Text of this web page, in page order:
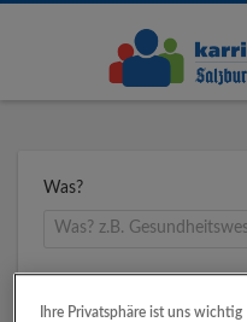
Was?
Ihre Privatsphäre ist uns wichtig